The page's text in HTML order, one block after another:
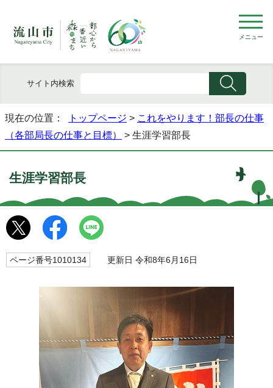
メニュー
サイト内検索
現在の位置： トップページ > これをやります！部長の仕事
（各部局長の仕事と目標）
> 生涯学習部長
生涯学習部長
ページ番号1010134 更新日 令和8年6月16日